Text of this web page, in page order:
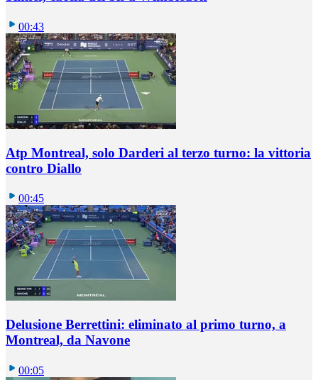
00:43
Atp Montreal, solo Darderi al terzo turno: la vittoria
contro Diallo
00:45
Delusione Berrettini: eliminato al primo turno, a
Montreal, da Navone
00:05